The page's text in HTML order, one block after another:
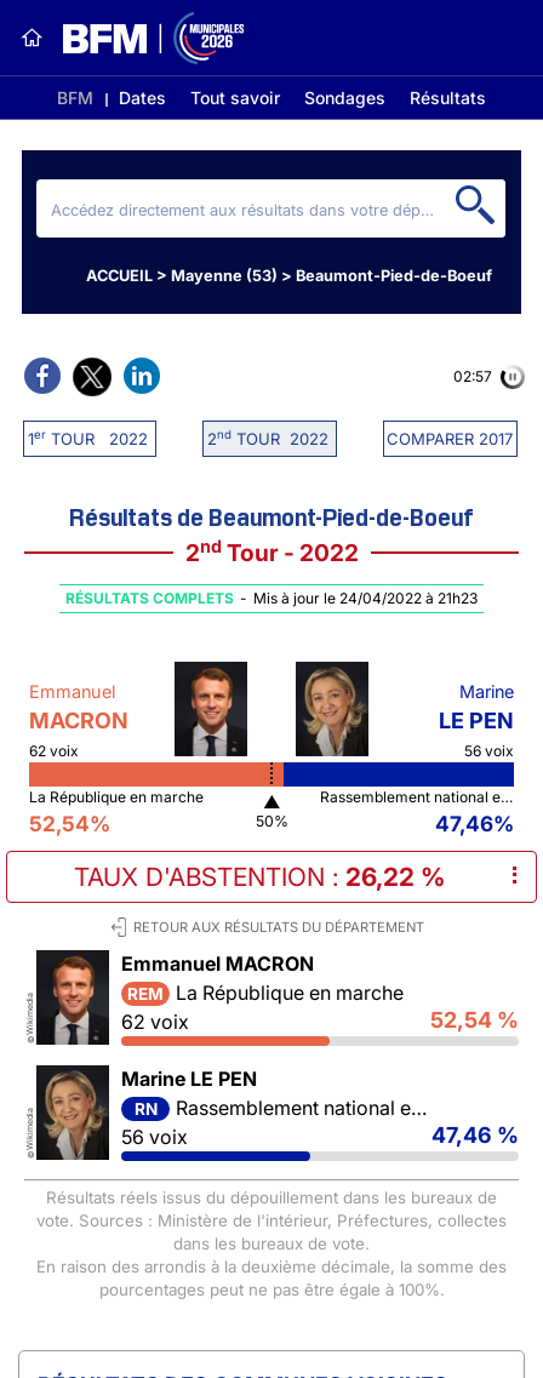
BFM Dates Tout savoir Sondages Résultats
ACCUEIL> Mayenne (53) > Beaumont-Pied-de-Boeuf
1erTOUR 2022 2ndTOUR 2022 COMPARER 2017
02:56
Résultats de Beaumont-Pied-de-Boeuf
2ndTour - 2022
RÉSULTATS COMPLETS - Mis à jour le 24/04/2022 à 21h23
Emmanuel
MACRON
62 voix
Marine
LE PEN
56 voix
La République en marche
52,54%
▲
50%
Rassemblement national et ses alliés
47,46%
TAUX D'ABSTENTION : 26,22 % ⠇
RETOUR AUX RÉSULTATS DU DÉPARTEMENT
©
Wikimedia
Emmanuel MACRON
REM
La République en marche
62 voix
52,54 %
©
Wikimedia
Marine LE PEN
RN
Rassemblement national et ses alliés
56 voix
47,46 %
Résultats réels issus du dépouillement dans les bureaux de
vote. Sources : Ministère de l'intérieur, Préfectures, collectes
dans les bureaux de vote.
En raison des arrondis à la deuxième décimale, la somme des
pourcentages peut ne pas être égale à 100%.